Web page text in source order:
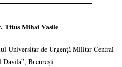
Titus Mihai Vasile
Universitar de Urgență Militar Central
Davila”, București